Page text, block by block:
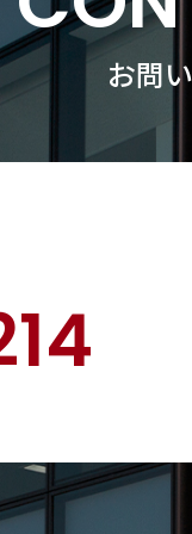
お問